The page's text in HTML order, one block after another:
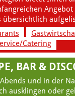
übersichtlich
Catering
BAR &
und in der
ausklingen oder